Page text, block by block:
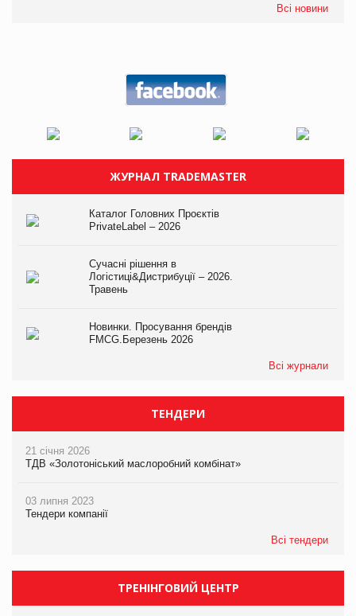
Всі новини
ЖУРНАЛ TRADEMASTER
Каталог Головних Проєктів
PrivateLabel – 2026
Сучасні рішення в
Логістиці&Дистрибуції – 2026.
Травень
Новинки. Просування брендів
FMCG.Березень 2026
Всі журнали
ТЕНДЕРИ
21 січня 2026
ТДВ «Золотоніський маслоробний комбінат»
03 липня 2023
Тендери компанії
Всі тендери
ТРЕНІНГОВИЙ ЦЕНТР